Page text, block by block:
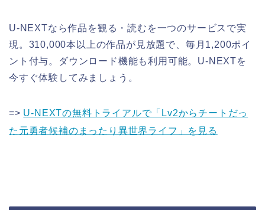
U-NEXTなら作品を観る・読むを一つのサービスで実
現。310,000本以上の作品が見放題で、毎月1,200ポイ
ント付与。ダウンロード機能も利用可能。U-NEXTを
今すぐ体験してみましょう。
=> U-NEXTの無料トライアルで「Lv2からチートだっ
た元勇者候補のまったり異世界ライフ」を見る